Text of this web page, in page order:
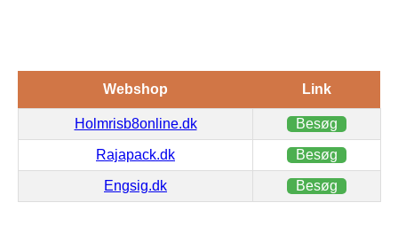
Webshop Link
Holmrisb8online.dk Besøg
Rajapack.dk Besøg
Engsig.dk Besøg